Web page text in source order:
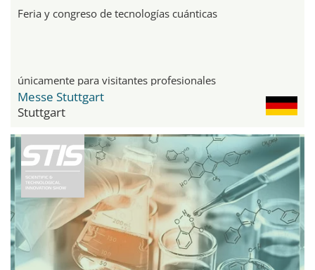
Feria y congreso de tecnologías cuánticas
únicamente para visitantes profesionales
Messe Stuttgart
Stuttgart